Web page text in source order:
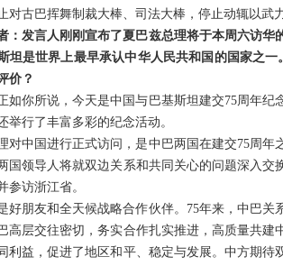
对古巴挥舞制裁大棒、司法大棒，停止动辄以
：发言人刚刚宣布了夏巴兹总理将于本周六访
坦是世界上最早承认中华人民共和国的国家之
价？
如你所说，今天是中国与巴基斯坦建交75周年
举行了丰富多彩的纪念活动。
对中国进行正式访问，是中巴两国在建交75周
国领导人将就双边关系和共同关心的问题深入
参访浙江省。
好朋友和全天候战略合作伙伴。75年来，中巴
高层交往密切，务实合作扎实推进，高质量共
利益，促进了地区和平、稳定与发展。中方期